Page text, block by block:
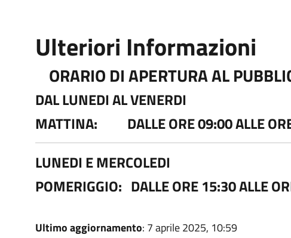
Ulteriori Informazioni
ORARIO DI APERTURA AL
DAL LUNEDI AL VENERDI
MATTINA: DALLE ORE 09:00 ALLE
LUNEDI E MERCOLEDI
POMERIGGIO: DALLE ORE 15:30 ALLE
Ultimo aggiornamento: 7 aprile 2025, 10:59